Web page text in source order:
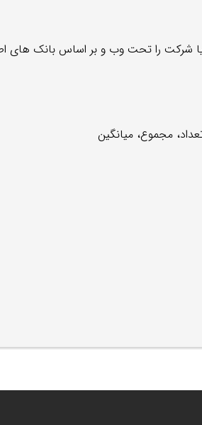
شرکت را تحت وب و بر اساس بانک های
مجموع، میانگین